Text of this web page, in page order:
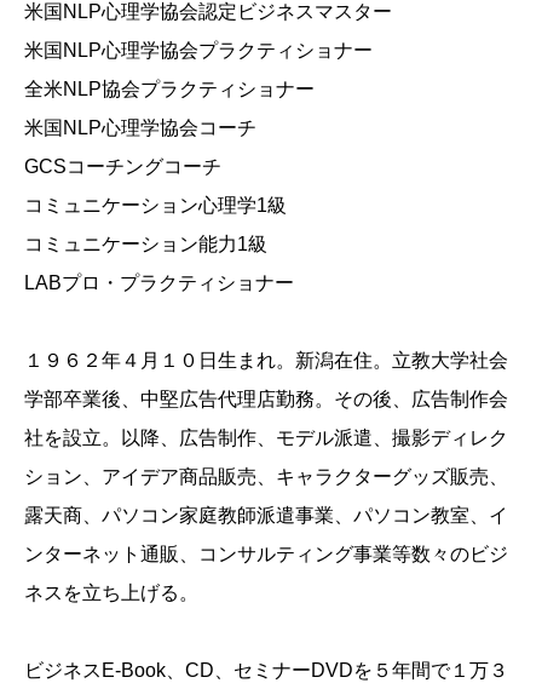
米国NLP心理学協会認定ビジネスマスター
米国NLP心理学協会プラクティショナー
全米NLP協会プラクティショナー
米国NLP心理学協会コーチ
GCSコーチングコーチ
コミュニケーション心理学1級
コミュニケーション能力1級
LABプロ・プラクティショナー
１９６２年４月１０日生まれ。新潟在住。立教大学社会
学部卒業後、中堅広告代理店勤務。その後、広告制作会
社を設立。以降、広告制作、モデル派遣、撮影ディレク
ション、アイデア商品販売、キャラクターグッズ販売、
露天商、パソコン家庭教師派遣事業、パソコン教室、イ
ンターネット通販、コンサルティング事業等数々のビジ
ネスを立ち上げる。
ビジネスE-Book、CD、セミナーDVDを５年間で１万３